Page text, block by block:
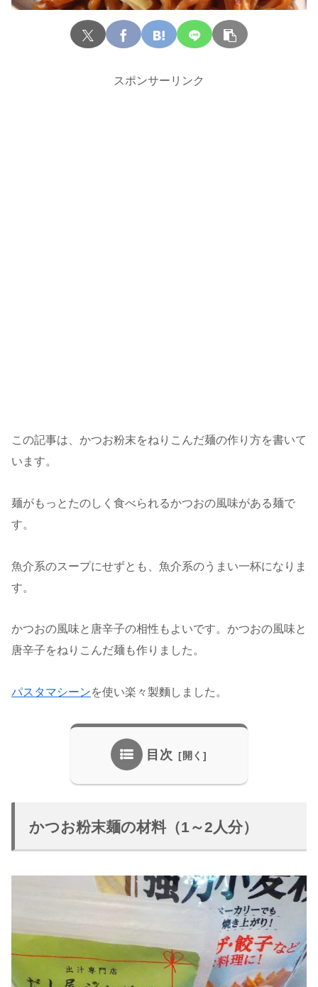
スポンサーリンク
この記事は、かつお粉末をねりこんだ麺の作り方を書いて
います。
麺がもっとたのしく食べられるかつおの風味がある麺で
す。
魚介系のスープにせずとも、魚介系のうまい一杯になりま
す。
かつおの風味と唐辛子の相性もよいです。かつおの風味と
唐辛子をねりこんだ麺も作りました。
パスタマシーンを使い楽々製麵しました。
目次
かつお粉末麺の材料（1～2人分）